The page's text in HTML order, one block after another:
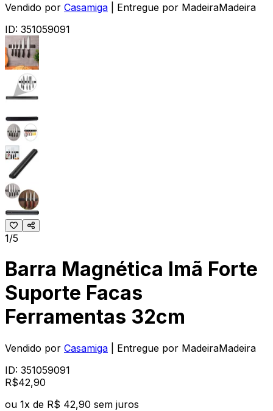
Vendido por Casamiga | Entregue por MadeiraMadeira
ID: 351059091
1/5
Barra Magnética Imã Forte
Suporte Facas
Ferramentas 32cm
Vendido por Casamiga | Entregue por MadeiraMadeira
ID: 351059091
R$42,90
ou 1x de R$ 42,90 sem juros